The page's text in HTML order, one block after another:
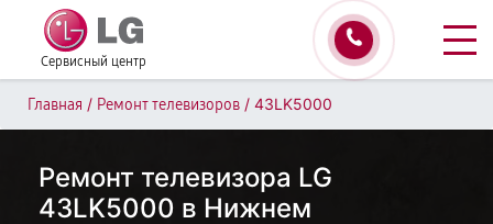
Сервисный центр
Главная / Ремонт телевизоров / 43LK5000
Ремонт телевизора LG
43LK5000 в Нижнем